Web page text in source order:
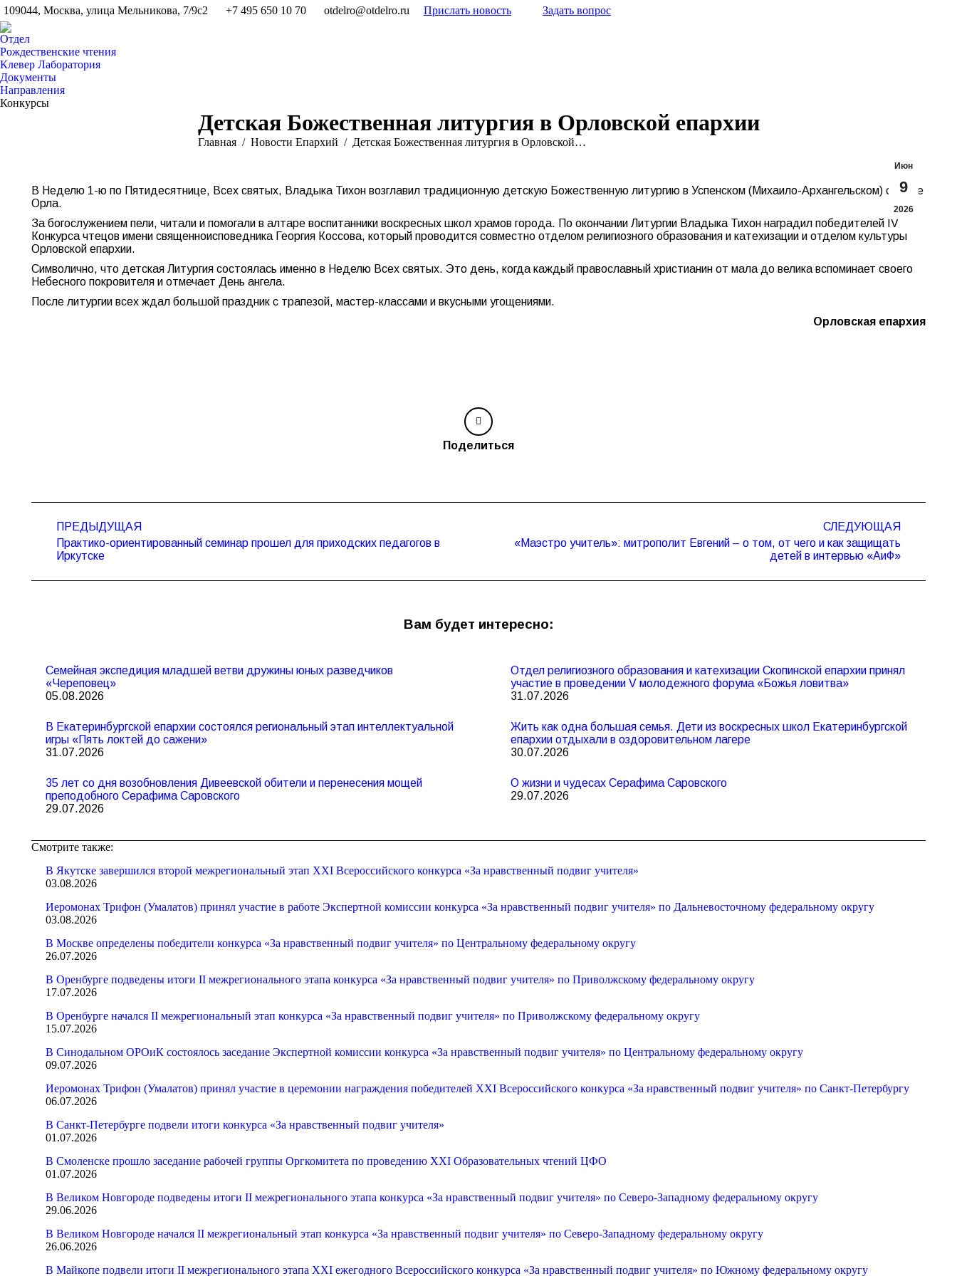
109044, Москва, улица Мельникова, 7/9с2 +7 495 650 10 70 otdelro@otdelro.ru Прислать новость Задать вопрос
Отдел
Рождественские чтения
Клевер Лаборатория
Документы
Направления
Конкурсы
Детская Божественная литургия в Орловской епархии
Вы здесь:
Главная Новости Епархий Детская Божественная литургия в Орловской…
Июн
9
2026
В Неделю 1-ю по Пятидесятнице, Всех святых, Владыка Тихон возглавил традиционную детскую Божественную литургию в Успенском (Михаило-Архангельском) соборе
Орла.
За богослужением пели, читали и помогали в алтаре воспитанники воскресных школ храмов города. По окончании Литургии Владыка Тихон наградил победителей IV
Конкурса чтецов имени священноисповедника Георгия Коссова, который проводится совместно отделом религиозного образования и катехизации и отделом культуры
Орловской епархии.
Символично, что детская Литургия состоялась именно в Неделю Всех святых. Это день, когда каждый православный христианин от мала до велика вспоминает своего
Небесного покровителя и отмечает День ангела.
После литургии всех ждал большой праздник с трапезой, мастер-классами и вкусными угощениями.
Орловская епархия
Поделиться
записям
ПРЕДЫДУЩАЯ
Предыдущая
запись:
Практико-ориентированный семинар прошел для приходских педагогов в
Иркутске
СЛЕДУЮЩАЯ
Следующая
«Маэстро учитель»: митрополит Евгений – о том, от чего и как защищать
детей в интервью «АиФ»
Вам будет интересно:
Семейная экспедиция младшей ветви дружины юных разведчиков
«Череповец»
05.08.2026
Отдел религиозного образования и катехизации Скопинской епархии принял
участие в проведении V молодежного форума «Божья ловитва»
31.07.2026
В Екатеринбургской епархии состоялся региональный этап интеллектуальной
игры «Пять локтей до сажени»
31.07.2026
Жить как одна большая семья. Дети из воскресных школ Екатеринбургской
епархии отдыхали в оздоровительном лагере
30.07.2026
35 лет со дня возобновления Дивеевской обители и перенесения мощей
преподобного Серафима Саровского
29.07.2026
О жизни и чудесах Серафима Саровского
29.07.2026
Смотрите также:
В Якутске завершился второй межрегиональный этап XXI Всероссийского конкурса «За нравственный подвиг учителя»
03.08.2026
Иеромонах Трифон (Умалатов) принял участие в работе Экспертной комиссии конкурса «За нравственный подвиг учителя» по Дальневосточному федеральному округу
03.08.2026
В Москве определены победители конкурса «За нравственный подвиг учителя» по Центральному федеральному округу
26.07.2026
В Оренбурге подведены итоги II межрегионального этапа конкурса «За нравственный подвиг учителя» по Приволжскому федеральному округу
17.07.2026
В Оренбурге начался II межрегиональный этап конкурса «За нравственный подвиг учителя» по Приволжскому федеральному округу
15.07.2026
В Синодальном ОРОиК состоялось заседание Экспертной комиссии конкурса «За нравственный подвиг учителя» по Центральному федеральному округу
09.07.2026
Иеромонах Трифон (Умалатов) принял участие в церемонии награждения победителей XXI Всероссийского конкурса «За нравственный подвиг учителя» по Санкт-Петербургу
06.07.2026
В Санкт-Петербурге подвели итоги конкурса «За нравственный подвиг учителя»
01.07.2026
В Смоленске прошло заседание рабочей группы Оргкомитета по проведению XXI Образовательных чтений ЦФО
01.07.2026
В Великом Новгороде подведены итоги II межрегионального этапа конкурса «За нравственный подвиг учителя» по Северо-Западному федеральному округу
29.06.2026
В Великом Новгороде начался II межрегиональный этап конкурса «За нравственный подвиг учителя» по Северо-Западному федеральному округу
26.06.2026
В Майкопе подвели итоги II межрегионального этапа XXI ежегодного Всероссийского конкурса «За нравственный подвиг учителя» по Южному федеральному округу